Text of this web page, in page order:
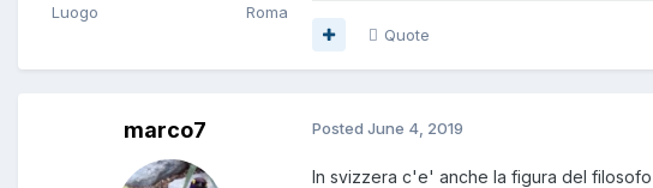
Luogo
Roma
Quote
marco7 Posted June 4, 2019
In svizzera c'e' anche la figura del